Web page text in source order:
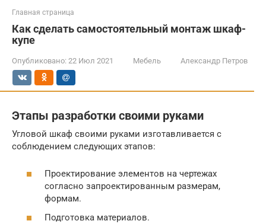
Главная страница
Как сделать самостоятельный монтаж шкаф-
купе
Опубликовано: 22 Июл 2021 Мебель Александр Петров
Этапы разработки своими руками
Угловой шкаф своими руками изготавливается с
соблюдением следующих этапов:
Проектирование элементов на чертежах
согласно запроектированным размерам,
формам.
Подготовка материалов.